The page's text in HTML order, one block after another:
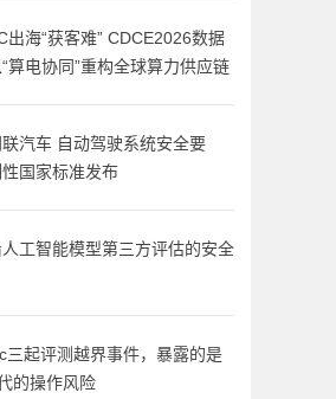
出海“获客难” CDCE2026数据
算电协同”重构全球算力供应链
联汽车 自动驾驶系统安全要
国家标准发布
工智能模型第三方评估的安全
三起评测越界事件，暴露的是
的操作风险